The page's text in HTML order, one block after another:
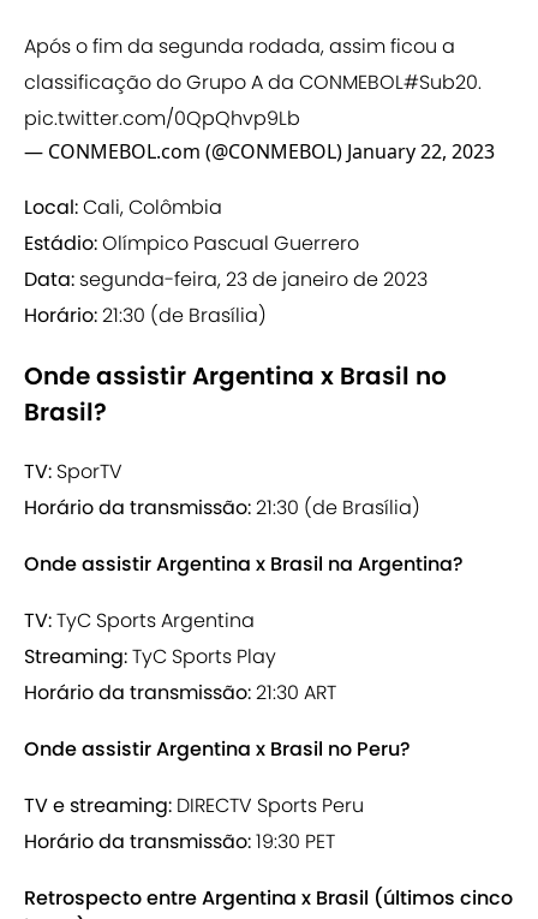
Após o fim da segunda rodada, assim ficou a
classificação do Grupo A da CONMEBOL#Sub20.
pic.twitter.com/0QpQhvp9Lb
— CONMEBOL.com (@CONMEBOL) January 22, 2023
Local:Cali, Colômbia
Estádio:Olímpico Pascual Guerrero
Data: segunda-feira, 23 de janeiro de 2023
Horário:21:30 (de Brasília)
Onde assistir Argentina x Brasil no
Brasil?
TV: SporTV
Horário da transmissão:21:30 (de Brasília)
Onde assistir Argentina x Brasil na Argentina?
TV:TyC Sports Argentina
Streaming:TyC Sports Play
Horário da transmissão:21:30 ART
Onde assistir Argentina x Brasil no Peru?
TV e streaming: DIRECTV Sports Peru
Horário da transmissão:19:30 PET
Retrospecto entre Argentina x Brasil (últimos cinco